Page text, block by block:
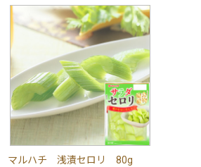
マルハチ 浅漬セロリ 80g